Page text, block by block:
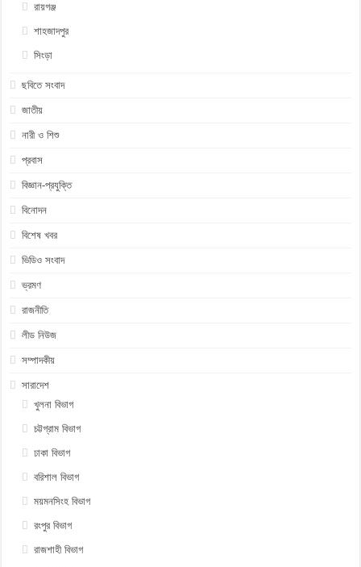
রায়গঞ্জ
শাহজাদপুর
সিংড়া
ছবিতে সংবাদ
জাতীয়
নারী ও শিশু
প্রবাস
বিজ্ঞান-প্রযুক্তি
বিনোদন
বিশেষ খবর
ভিডিও সংবাদ
ভ্রমণ
রাজনীতি
লীড নিউজ
সম্পাদকীয়
সারাদেশ
খুলনা বিভাগ
চট্টগ্রাম বিভাগ
ঢাকা বিভাগ
বরিশাল বিভাগ
ময়মনসিংহ বিভাগ
রংপুর বিভাগ
রাজশাহী বিভাগ